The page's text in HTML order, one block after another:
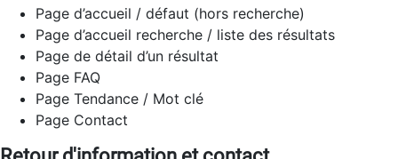
Page d’accueil / défaut (hors recherche)
Page d’accueil recherche / liste des résultats
Page de détail d’un résultat
Page FAQ
Page Tendance / Mot clé
Page Contact